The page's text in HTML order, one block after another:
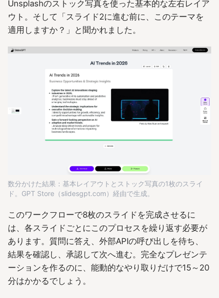
Unsplashのストック写真を使った基本的な左右レイア
ウト。そして「スライド2に進む前に、このテーマを
適用しますか？」と聞かれました。
数分かけた結果：基本レイアウトとストック写真の1枚のスライ
ド。GPT Store（slidesgpt.com）経由で生成。
このワークフローで8枚のスライドを完成させるに
は、各スライドごとにこのプロセスを繰り返す必要が
あります。質問に答え、外部APIの呼び出しを待ち、
結果を確認し、承認して次へ進む。完全なプレゼンテ
ーションを作るのに、能動的なやり取りだけで15～20
分はかかるでしょう。